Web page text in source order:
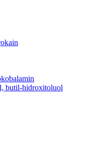
butil-hidroxitoluol